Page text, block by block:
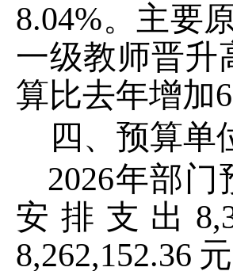
8.04%。主要
一级教师晋升
算比去年增加
四、预算单
2026年部门
安排支出
8,262,152.36